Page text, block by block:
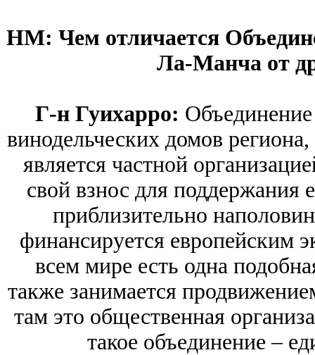
HM: Чем отличается
Ла-Манча от
Г-н Гуихарро:
винодельческих домов
является частной
свой взнос для поддержания
приблизительно
финансируется европейским
всем мире есть одна
также занимается
там это общественная
такое объединение –